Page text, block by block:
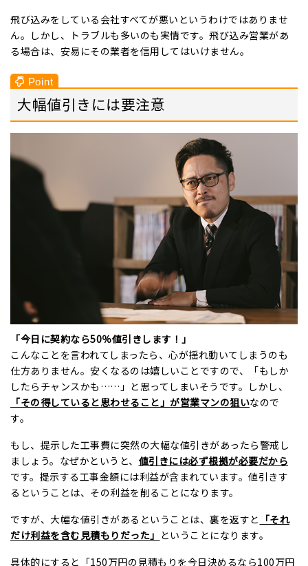
飛び込みをしている会社すべてが悪いというわけではありませ
ん。しかし、トラブルも多いのも実情です。飛び込み営業があ
る場合は、安易にその業者を信用してはいけません。
大幅値引きには要注意
「今日に契約なら50％値引きします！」
こんなことを言われてしまったら、心が揺れ動いてしまうのも
仕方ありません。安くなるのは嬉しいことですので、「もしか
したらチャンスかも……」と思ってしまいそうです。しかし、
「その得していると思わせること」が営業マンの狙いなので
す。
もし、提示した工事費に突然の大幅な値引きがあったら警戒し
ましょう。なぜかというと、 値引きには必ず根拠が必要だから
です。提示する工事金額には利益が含まれています。値引きす
るということは、その利益を削ることになります。
ですが、大幅な値引きがあるということは、裏を返すと 「それ
だけ利益を含む見積もりだった」 ということになります。
具体的にすると「150万円の見積もりを今日決めるなら100万円